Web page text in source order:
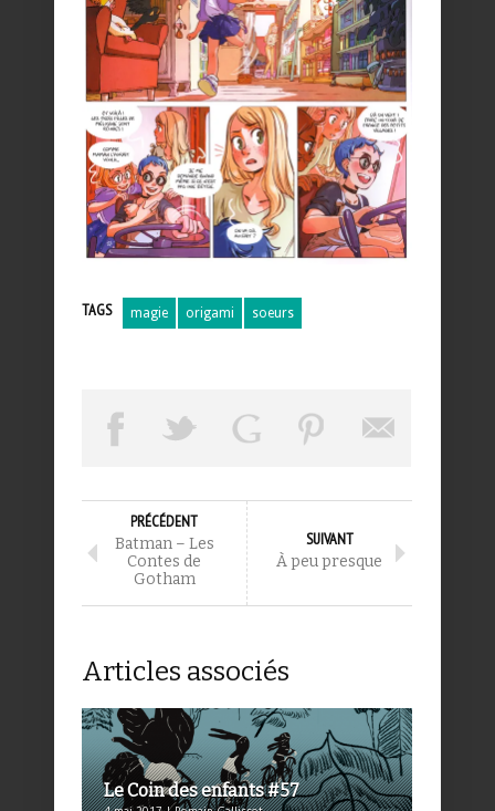
TAGS magie origami soeurs
PRÉCÉDENT
Batman – Les
Contes de
Gotham
SUIVANT
À peu presque
Articles associés
Le Coin des enfants #57